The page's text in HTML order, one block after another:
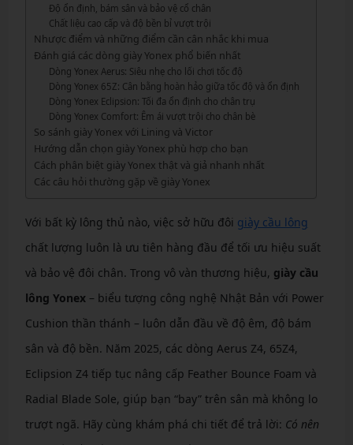
Độ ổn định, bám sân và bảo vệ cổ chân
Chất liệu cao cấp và độ bền bỉ vượt trội
Nhược điểm và những điểm cần cân nhắc khi mua
Đánh giá các dòng giày Yonex phổ biến nhất
Dòng Yonex Aerus: Siêu nhẹ cho lối chơi tốc độ
Dòng Yonex 65Z: Cân bằng hoàn hảo giữa tốc độ và ổn định
Dòng Yonex Eclipsion: Tối đa ổn định cho chân trụ
Dòng Yonex Comfort: Êm ái vượt trội cho chân bè
So sánh giày Yonex với Lining và Victor
Hướng dẫn chọn giày Yonex phù hợp cho bạn
Cách phân biệt giày Yonex thật và giả nhanh nhất
Các câu hỏi thường gặp về giày Yonex
Với bất kỳ lông thủ nào, việc sở hữu đôi giày cầu lông
chất lượng luôn là ưu tiên hàng đầu để tối ưu hiệu suất
và bảo vệ đôi chân. Trong vô vàn thương hiệu, giày cầu
lông Yonex– biểu tượng công nghệ Nhật Bản với Power
Cushion thần thánh – luôn dẫn đầu về độ êm, độ bám
sân và độ bền. Năm 2025, các dòng Aerus Z4, 65Z4,
Eclipsion Z4 tiếp tục nâng cấp Feather Bounce Foam và
Radial Blade Sole, giúp bạn “bay” trên sân mà không lo
trượt ngã. Hãy cùng khám phá chi tiết để trả lời: Có nên